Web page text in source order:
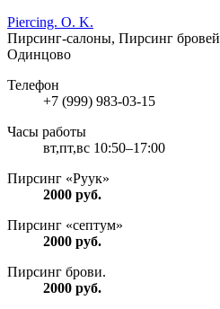
Piercing. O. K.
Пирсинг-салоны, Пирсинг бровей
Одинцово
Телефон
+7 (999) 983-03-15
Часы работы
вт,пт,вс 10:50–17:00
Пирсинг «Руук»
2000 руб.
Пирсинг «септум»
2000 руб.
Пирсинг брови.
2000 руб.